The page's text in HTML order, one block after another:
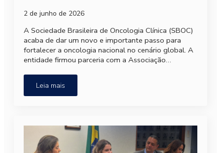
2 de junho de 2026
A Sociedade Brasileira de Oncologia Clínica (SBOC)
acaba de dar um novo e importante passo para
fortalecer a oncologia nacional no cenário global. A
entidade firmou parceria com a Associação…
Leia mais